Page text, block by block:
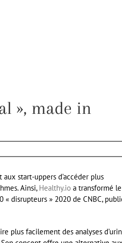
», made in
start-uppers d’accéder plus
Ainsi, Healthy.io a transformé le
« disrupteurs » 2020 de CNBC,
plus facilement des analyses